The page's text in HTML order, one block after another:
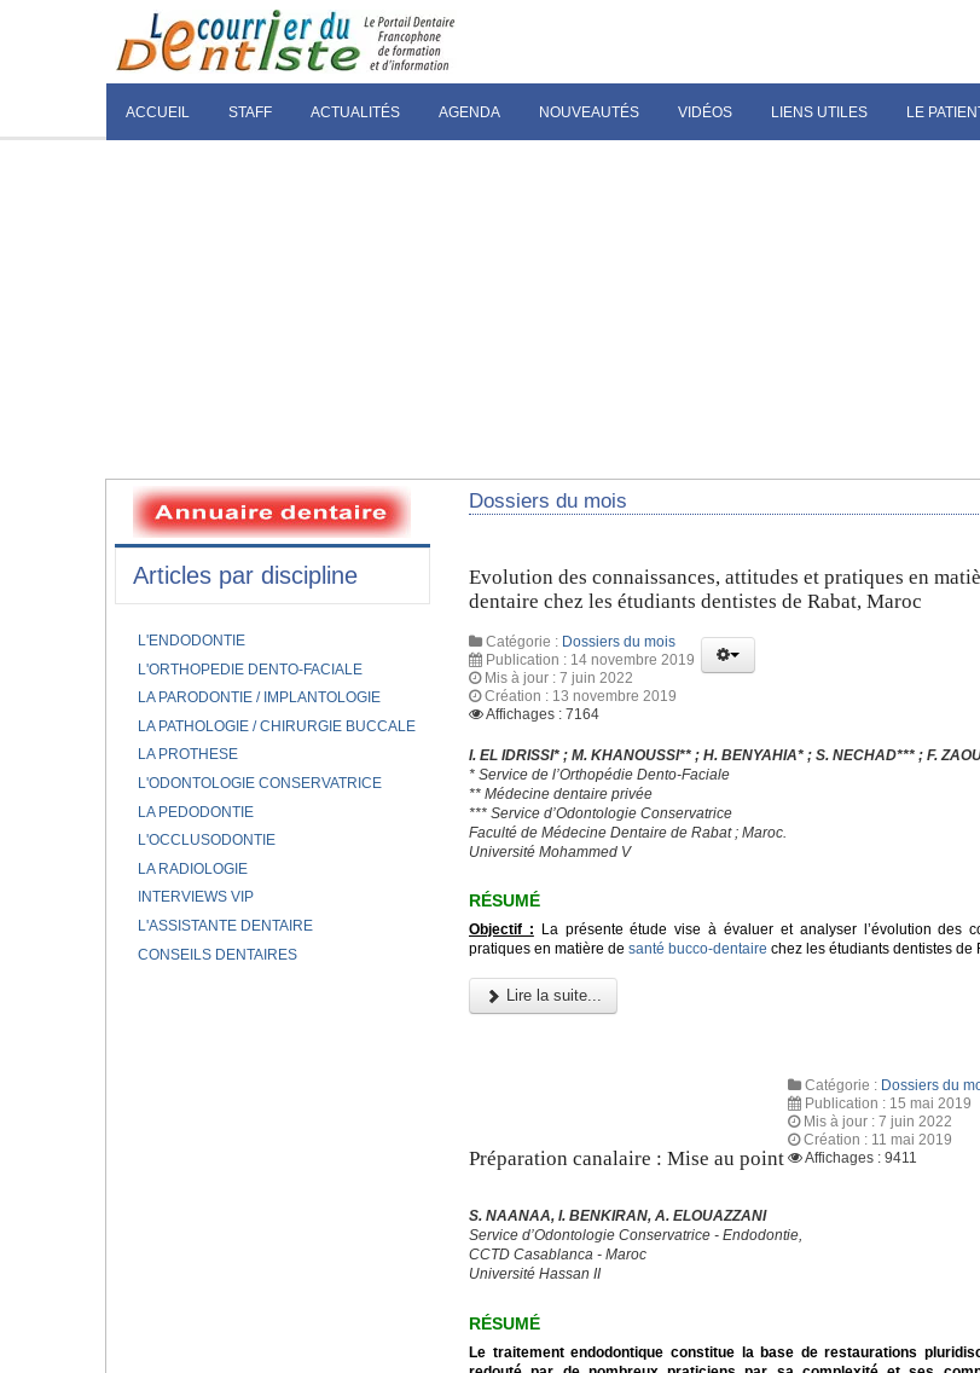
ACCUEIL STAFF ACTUALITÉS AGENDA NOUVEAUTÉS VIDÉOS LIENS UTILES LE
Dossiers du mois
Evolution des connaissances, attitudes et pratiques en
dentaire chez les étudiants dentistes de Rabat, Maroc
Catégorie : Dossiers du mois
Publication : 14 novembre 2019
Mis à jour : 7 juin 2022
Création : 13 novembre 2019
Affichages : 7164
I. EL IDRISSI* ; M. KHANOUSSI** ; H. BENYAHIA* ; S. NECHAD*** ; F.
* Service de l’Orthopédie Dento-Faciale
** Médecine dentaire privée
*** Service d’Odontologie Conservatrice
Faculté de Médecine Dentaire de Rabat ; Maroc.
Université Mohammed V
RÉSUMÉ
Objectif : La présente étude vise à évaluer et analyser l’évolution des
pratiques en matière de santé bucco-dentaire chez les étudiants dentistes de
Lire la suite...
Préparation canalaire : Mise au point
Catégorie : Dossiers du
Publication : 15 mai 2019
Mis à jour : 7 juin 2022
Création : 11 mai 2019
Affichages : 9411
S. NAANAA, I. BENKIRAN, A. ELOUAZZANI
Service d’Odontologie Conservatrice - Endodontie,
CCTD Casablanca - Maroc
Université Hassan II
RÉSUMÉ
Le traitement endodontique constitue la base de restaurations
Articles par discipline
L'ENDODONTIE
L'ORTHOPEDIE DENTO-FACIALE
LA PARODONTIE / IMPLANTOLOGIE
LA PATHOLOGIE / CHIRURGIE BUCCALE
LA PROTHESE
L'ODONTOLOGIE CONSERVATRICE
LA PEDODONTIE
L'OCCLUSODONTIE
LA RADIOLOGIE
INTERVIEWS VIP
L'ASSISTANTE DENTAIRE
CONSEILS DENTAIRES